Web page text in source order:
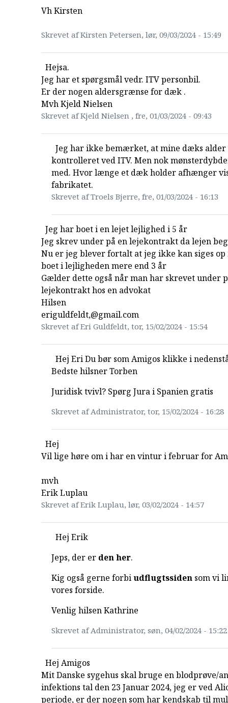
Vh Kirsten
Skrevet af Kirsten Petersen, lør, 09/03/2024 - 15:49
Hejsa.
Jeg har et spørgsmål vedr. ITV personbil.
Er der nogen aldersgrænse for dæk .
Mvh Kjeld Nielsen
Skrevet af Kjeld Nielsen , fre, 01/03/2024 - 09:43
Jeg har ikke bemærket, at mine dæks
kontrolleret ved ITV. Men nok
med. Hvor længe et dæk holder afhænger
fabrikatet.
Skrevet af Troels Bjerre, fre, 01/03/2024 - 16:13
Jeg har boet i en lejet lejlighed i 5 år
Jeg skrev under på en lejekontrakt da lejen
Nu er jeg blever fortalt at jeg ikke kan siges
boet i lejligheden mere end 3 år
Gælder dette også når man har skrevet under
lejekontrakt hos en advokat
Hilsen
eriguldfeldt,@gmail.com
Skrevet af Eri Guldfeldt, tor, 15/02/2024 - 15:54
Hej Eri Du bør som Amigos klikke i
Bedste hilsner Torben
Juridisk tvivl? Spørg Jura i Spanien gratis
Skrevet af Administrator, tor, 15/02/2024 - 16:28
Hej
Vil lige høre om i har en vintur i februar for
mvh
Erik Luplau
Skrevet af Erik Luplau, lør, 03/02/2024 - 14:57
Hej Erik
Jeps, der er den her.
Kig også gerne forbiudflugtssidensom vi
vores forside.
Venlig hilsen Kathrine
Skrevet af Administrator, søn, 04/02/2024 - 15:22
Hej Amigos
Mit Danske sygehus skal bruge en blodprøve/
infektions tal den 23 Januar 2024, jeg er ved
periode, er der nogen som har kendskab til